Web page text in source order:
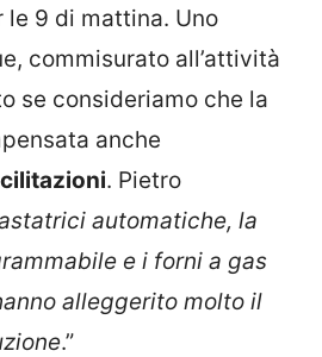
9 di mattina. Uno
commisurato all’attività
se consideriamo che la
anche
. Pietro
automatiche, la
e i forni a gas
alleggerito molto il
.”